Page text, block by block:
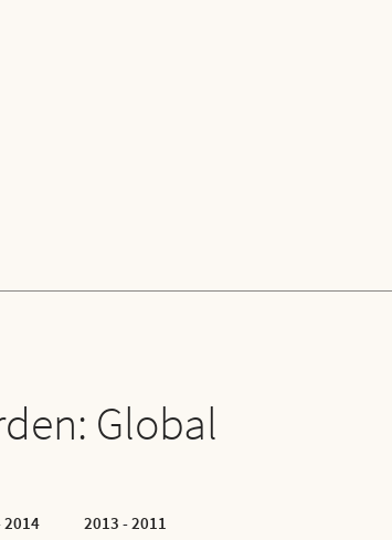
Global
2014 2013 - 2011